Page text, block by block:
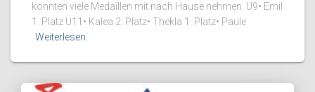
konnten viele Medaillen mit nach Hause nehmen. U9•⁠ ⁠Emil
1. Platz U11•⁠ ⁠Kalea 2. Platz•⁠ ⁠Thekla 1. Platz•⁠ ⁠Paule
Weiterlesen